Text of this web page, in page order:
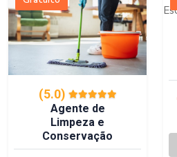
(5.0)
Agente de
Limpeza e
Conservação